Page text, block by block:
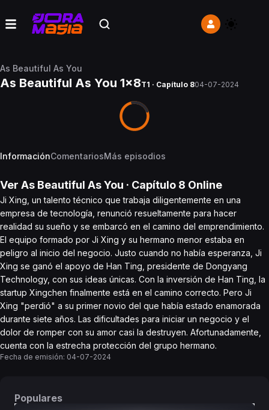
As Beautiful As You
As Beautiful As You 1x8T1 · Capítulo 804-07-2024
InformaciónComentariosMás episodios
Ver As Beautiful As You · Capítulo 8 Online
Ji Xing, un talento técnico que trabaja diligentemente en una
empresa de tecnología, renunció resueltamente para hacer
realidad su sueño y se embarcó en el camino del emprendimiento.
El equipo formado por Ji Xing y su hermano menor estaba en
peligro al inicio del negocio. Justo cuando no había esperanza, Ji
Xing se ganó el apoyo de Han Ting, presidente de Dongyang
Technology, con sus ideas únicas. Con la inversión de Han Ting, la
startup Xingchen finalmente está en el camino correcto. Pero Ji
Xing "perdió" a su primer novio del que había estado enamorada
durante siete años. Las dificultades para iniciar un negocio y el
dolor de romper con su amor casi la destruyen. Afortunadamente,
cuenta con la estrecha protección del grupo hermano.
Fecha de emisión: 04-07-2024
Populares